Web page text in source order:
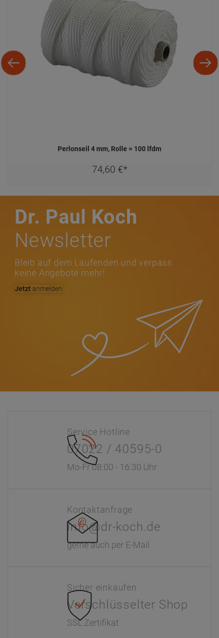
Perlonseil 4 mm, Rolle = 100 lfdm
74,60 €*
Dr. Paul Koch
Newsletter
Bleib auf dem Laufenden und verpass
keine Angebote mehr!
Jetztanmelden
Service Hotline
07022 / 40595-0
Mo-Fr 08:00 - 16:30 Uhr
Kontaktanfrage
info@dr-koch.de
gerne auch per E-Mail
Sicher einkaufen
Verschlüsselter Shop
SSL Zertifikat